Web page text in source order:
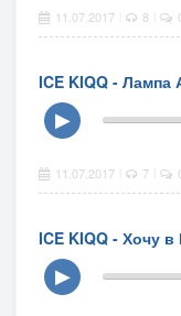
11.07.2017 8
ICE KIQQ - Лампа
▶
11.07.2017 7
ICE KIQQ - Хочу
▶